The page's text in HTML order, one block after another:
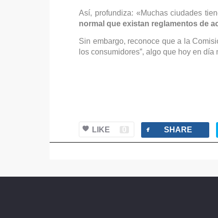
Así, profundiza: «Muchas ciudades
normal que existan reglamentos de
Sin embargo, reconoce que a la
los consumidores”, algo que hoy en día
LIKE 0 facebook SHARE